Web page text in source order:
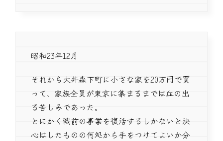
昭和23年12月
それから大井森下町に小さな家を20万円で買
って、家族全員が東京に集まるまでは血の出
る苦しみであった。
とにかく戦前の事業を復活するしかないと決
心はしたものの何処から手をつけてよいか分